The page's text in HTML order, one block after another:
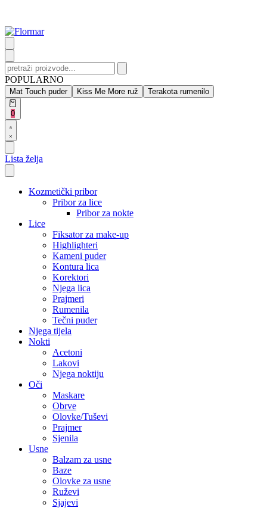
content
Search
for:
POPULARNO
Mat Touch puder Kiss Me More ruž Terakota rumenilo
0Open
cart
Open
Account
details
Lista želja
Kozmetički pribor
Pribor za lice
Pribor za nokte
Lice
Fiksator za make-up
Highlighteri
Kameni puder
Kontura lica
Korektori
Njega lica
Prajmeri
Rumenila
Tečni puder
Njega tijela
Nokti
Acetoni
Lakovi
Njega noktiju
Oči
Maskare
Obrve
Olovke/Tuševi
Prajmer
Sjenila
Usne
Balzam za usne
Baze
Olovke za usne
Ruževi
Sjajevi